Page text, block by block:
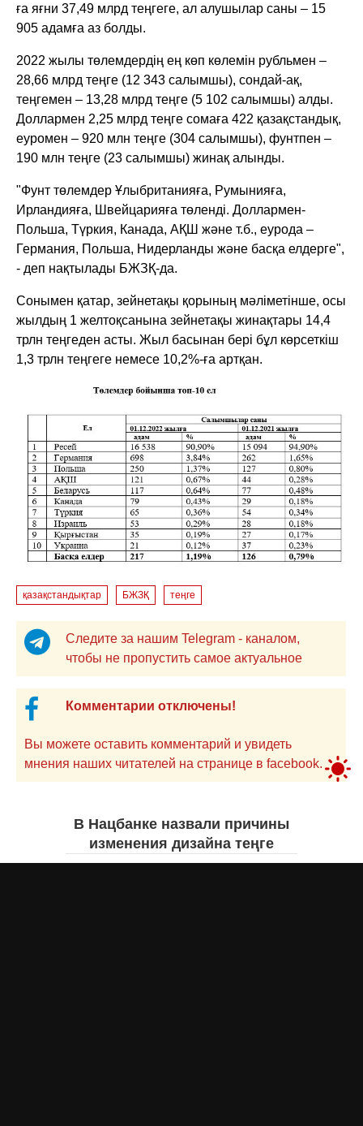
ға яғни 37,49 млрд теңгеге, ал алушылар саны – 15
905 адамға аз болды.
2022 жылы төлемдердің ең көп көлемін рубльмен –
28,66 млрд теңге (12 343 салымшы), сондай-ақ,
теңгемен – 13,28 млрд теңге (5 102 салымшы) алды.
Доллармен 2,25 млрд теңге сомаға 422 қазақстандық,
еуромен – 920 млн теңге (304 салымшы), фунтпен –
190 млн теңге (23 салымшы) жинақ алынды.
"Фунт төлемдер Ұлыбританияға, Румынияға,
Ирландияға, Швейцарияға төленді. Доллармен-
Польша, Түркия, Канада, АҚШ және т.б., еурода –
Германия, Польша, Нидерланды және басқа елдерге",
- деп нақтылады БЖЗҚ-да.
Сонымен қатар, зейнетақы қорының мәліметінше, осы
жылдың 1 желтоқсанына зейнетақы жинақтары 14,4
трлн теңгеден асты. Жыл басынан бері бұл көрсеткіш
1,3 трлн теңгеге немесе 10,2%-ға артқан.
қазақстандықтар БЖЗҚ теңге
Следите за нашим Telegram - каналом,
чтобы не пропустить самое актуальное
Комментарии отключены!
Вы можете оставить комментарий и увидеть
мнения наших читателей на странице в facebook.
В Нацбанке назвали причины
изменения дизайна теңге